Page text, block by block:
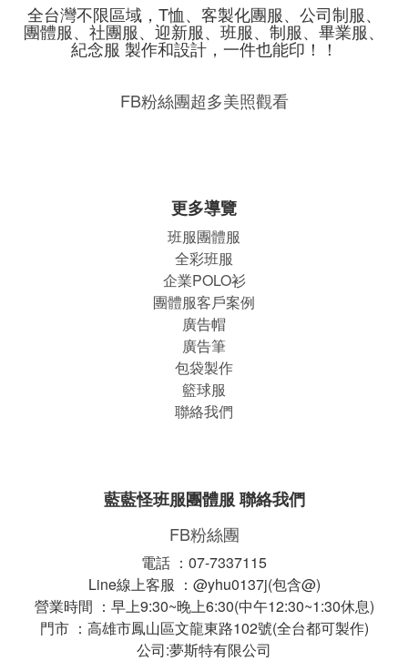
全台灣不限區域，T恤、客製化團服、公司制服、
團體服、社團服、迎新服、班服、制服、畢業服、
紀念服 製作和設計，一件也能印！！
FB粉絲團超多美照觀看
更多導覽
班服團體服
全彩班服
企業POLO衫
團體服客戶案例
廣告帽
廣告筆
包袋製作
籃球服
聯絡我們
藍藍怪班服團體服 聯絡我們
FB粉絲團
電話 ：07-7337115
Line線上客服 ：@yhu0137j(包含@)
營業時間 ：早上9:30~晚上6:30(中午12:30~1:30休息)
門市 ：高雄市鳳山區文龍東路102號(全台都可製作)
公司:夢斯特有限公司